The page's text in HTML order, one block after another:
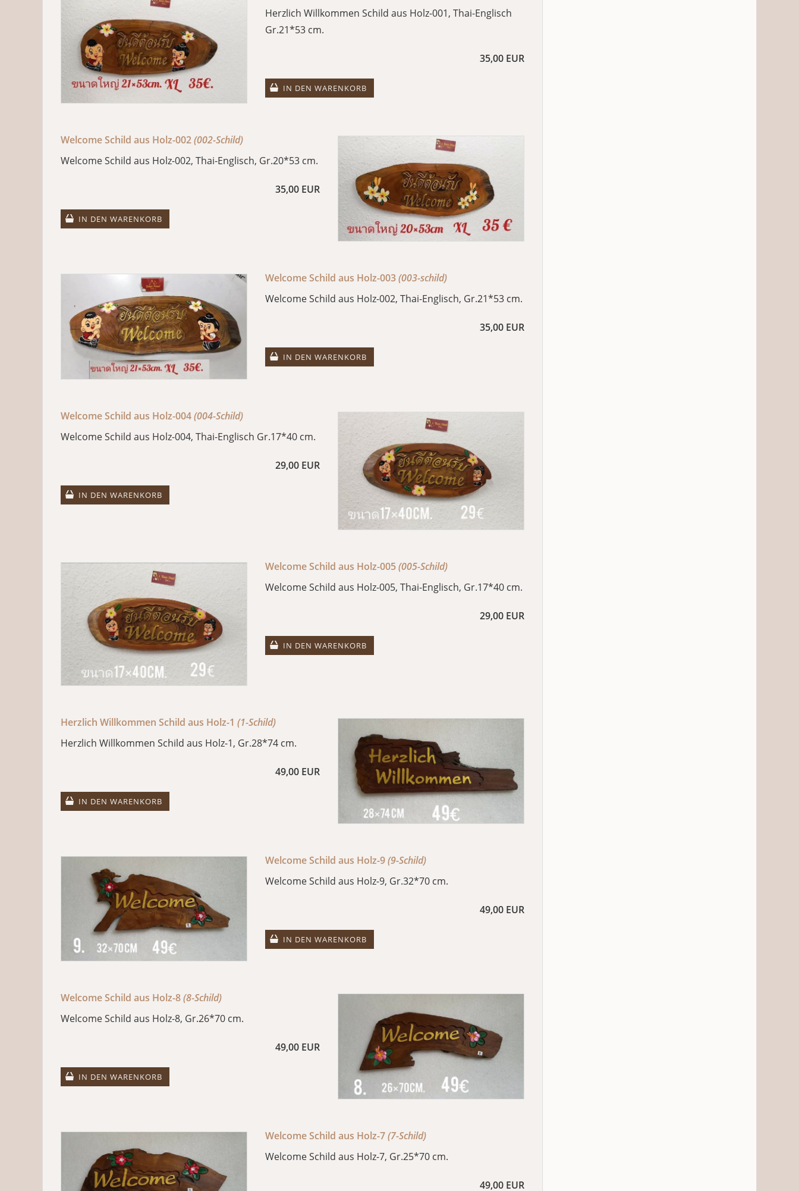
Herzlich Willkommen Schild aus Holz-001, Thai-Englisch
Gr.21*53 cm.
35,00 EUR
IN DEN WARENKORB
Welcome Schild aus Holz-002(002-Schild)
Welcome Schild aus Holz-002, Thai-Englisch, Gr.20*53 cm.
35,00 EUR
IN DEN WARENKORB
Welcome Schild aus Holz-003(003-schild)
Welcome Schild aus Holz-002, Thai-Englisch, Gr.21*53 cm.
35,00 EUR
IN DEN WARENKORB
Welcome Schild aus Holz-004(004-Schild)
Welcome Schild aus Holz-004, Thai-Englisch Gr.17*40 cm.
29,00 EUR
IN DEN WARENKORB
Welcome Schild aus Holz-005(005-Schild)
Welcome Schild aus Holz-005, Thai-Englisch, Gr.17*40 cm.
29,00 EUR
IN DEN WARENKORB
Herzlich Willkommen Schild aus Holz-1 (1-Schild)
Herzlich Willkommen Schild aus Holz-1, Gr.28*74 cm.
49,00 EUR
IN DEN WARENKORB
Welcome Schild aus Holz-9(9-Schild)
Welcome Schild aus Holz-9, Gr.32*70 cm.
49,00 EUR
IN DEN WARENKORB
Welcome Schild aus Holz-8(8-Schild)
Welcome Schild aus Holz-8, Gr.26*70 cm.
49,00 EUR
IN DEN WARENKORB
Welcome Schild aus Holz-7(7-Schild)
Welcome Schild aus Holz-7, Gr.25*70 cm.
49,00 EUR